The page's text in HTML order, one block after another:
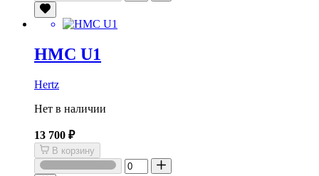
HMC U1
Hertz
Нет в наличии
13 700 ₽
В корзину